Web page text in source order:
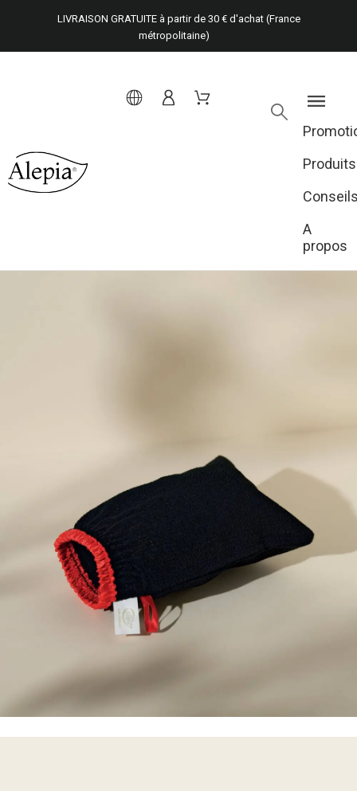
LIVRAISON GRATUITE à partir de 30 € d'achat (France
métropolitaine)
Produits
A
propos